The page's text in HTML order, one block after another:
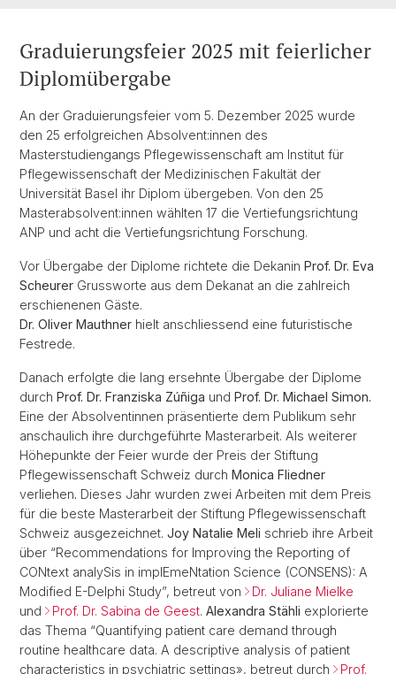
Graduierungsfeier 2025 mit feierlicher
Diplomübergabe
An der Graduierungsfeier vom 5. Dezember 2025 wurde
den 25 erfolgreichen Absolvent:innen des
Masterstudiengangs Pflegewissenschaft am Institut für
Pflegewissenschaft der Medizinischen Fakultät der
Universität Basel ihr Diplom übergeben. Von den 25
Masterabsolvent:innen wählten 17 die Vertiefungsrichtung
ANP und acht die Vertiefungsrichtung Forschung.
Vor Übergabe der Diplome richtete die Dekanin Prof. Dr. Eva
Scheurer Grussworte aus dem Dekanat an die zahlreich
erschienenen Gäste.
Dr. Oliver Mauthner hielt anschliessend eine futuristische
Festrede.
Danach erfolgte die lang ersehnte Übergabe der Diplome
durch Prof. Dr. Franziska Zúñiga und Prof. Dr. Michael Simon.
Eine der Absolventinnen präsentierte dem Publikum sehr
anschaulich ihre durchgeführte Masterarbeit. Als weiterer
Höhepunkte der Feier wurde der Preis der Stiftung
Pflegewissenschaft Schweiz durch Monica Fliedner
verliehen. Dieses Jahr wurden zwei Arbeiten mit dem Preis
für die beste Masterarbeit der Stiftung Pflegewissenschaft
Schweiz ausgezeichnet. Joy Natalie Meli schrieb ihre Arbeit
über “Recommendations for Improving the Reporting of
CONtext analySis in implEmeNtation Science (CONSENS): A
Modified E-Delphi Study”, betreut von
Dr. Juliane Mielke
und
Prof. Dr. Sabina de Geest. Alexandra Stähli explorierte
das Thema “Quantifying patient care demand through
routine healthcare data. A descriptive analysis of patient
characteristics in psychiatric settings», betreut durch
Prof.